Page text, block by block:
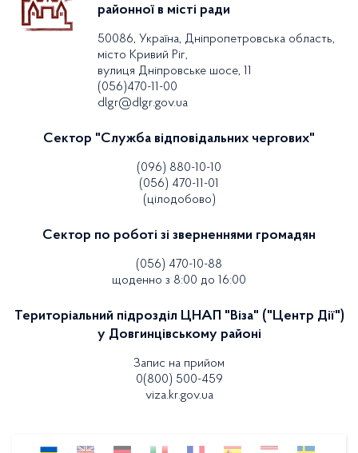
районної в місті ради
50086, Україна, Дніпропетровська область,
місто Кривий Ріг,
вулиця Дніпровське шосе, 11
(056)470-11-00
dlgr@dlgr.gov.ua
Сектор "Служба відповідальних чергових"
(096) 880-10-10
(056) 470-11-01
(цілодобово)
Сектор по роботі зі зверненнями громадян
(056) 470-10-88
щоденно з 8:00 до 16:00
Територіальний підрозділ ЦНАП "Віза" ("Центр Дії")
у Довгинцівському районі
Запис на прийом
0(800) 500-459
viza.kr.gov.ua